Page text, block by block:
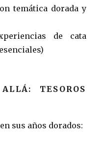
temática dorada y
de cata
TESOROS
sus años dorados: